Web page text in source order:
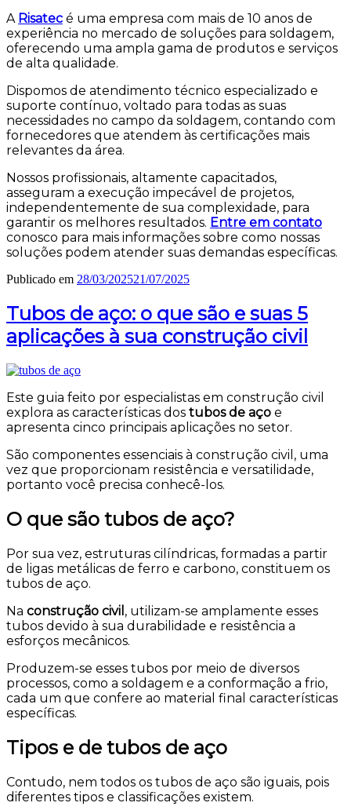
A Risatec é uma empresa com mais de 10 anos de
experiência no mercado de soluções para soldagem,
oferecendo uma ampla gama de produtos e serviços
de alta qualidade.
Dispomos de atendimento técnico especializado e
suporte contínuo, voltado para todas as suas
necessidades no campo da soldagem, contando com
fornecedores que atendem às certificações mais
relevantes da área.
Nossos profissionais, altamente capacitados,
asseguram a execução impecável de projetos,
independentemente de sua complexidade, para
garantir os melhores resultados. Entre em contato
conosco para mais informações sobre como nossas
soluções podem atender suas demandas específicas.
Publicado em 28/03/202521/07/2025
Tubos de aço: o que são e suas 5
aplicações à sua construção civil
Este guia feito por especialistas em construção civil
explora as características dos tubos de aço e
apresenta cinco principais aplicações no setor.
São componentes essenciais à construção civil, uma
vez que proporcionam resistência e versatilidade,
portanto você precisa conhecê-los.
O que são tubos de aço?
Por sua vez, estruturas cilíndricas, formadas a partir
de ligas metálicas de ferro e carbono, constituem os
tubos de aço.
Na construção civil , utilizam-se amplamente esses
tubos devido à sua durabilidade e resistência a
esforços mecânicos.
Produzem-se esses tubos por meio de diversos
processos, como a soldagem e a conformação a frio,
cada um que confere ao material final características
específicas.
Tipos e de tubos de aço
Contudo, nem todos os tubos de aço são iguais, pois
diferentes tipos e classificações existem.